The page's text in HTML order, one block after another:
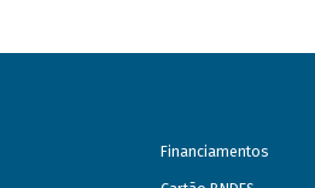
Financiamentos